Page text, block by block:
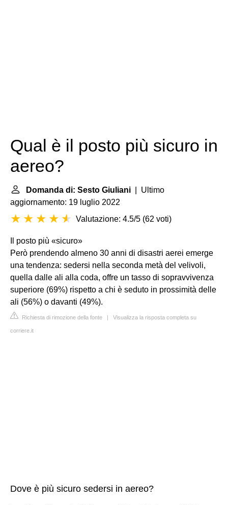
Qual è il posto più sicuro in
aereo?
Domanda di: Sesto Giuliani | Ultimo
aggiornamento: 19 luglio 2022
Valutazione: 4.5/5 (62 voti)
Il posto più «sicuro»
Però prendendo almeno 30 anni di disastri aerei emerge
una tendenza: sedersi nella seconda metà del velivoli,
quella dalle ali alla coda, offre un tasso di sopravvivenza
superiore (69%) rispetto a chi è seduto in prossimità delle
ali (56%) o davanti (49%).
Richiesta di rimozione della fonte | Visualizza la risposta completa su
corriere.it
Dove è più sicuro sedersi in aereo?